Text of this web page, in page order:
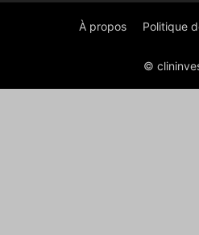
À propos Politique
©